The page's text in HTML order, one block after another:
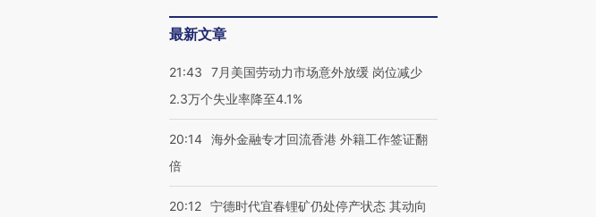
最新文章
21:43
7月美国劳动力市场意外放缓 岗位减少
2.3万个失业率降至4.1%
20:14 海外金融专才回流香港 外籍工作签证翻
倍
20:12 宁德时代宜春锂矿仍处停产状态 其动向